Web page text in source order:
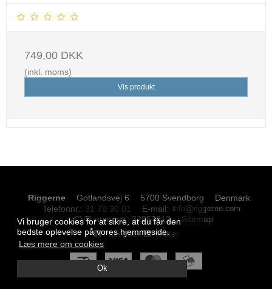
Vi bruger cookies for at sikre, at du får den
bedste oplevelse på vores hjemmeside.
Læs mere om cookies
Ok
749,00 DKK
(inkl. moms)
Vis produkt
Riggerne Gotlandsvej 6 5700 Svendborg
Denmark
Telefonnr. : 31 79 30 01 E-mail:
CVR-nummer: 32057012
Sitemap
Facebook
Twitter